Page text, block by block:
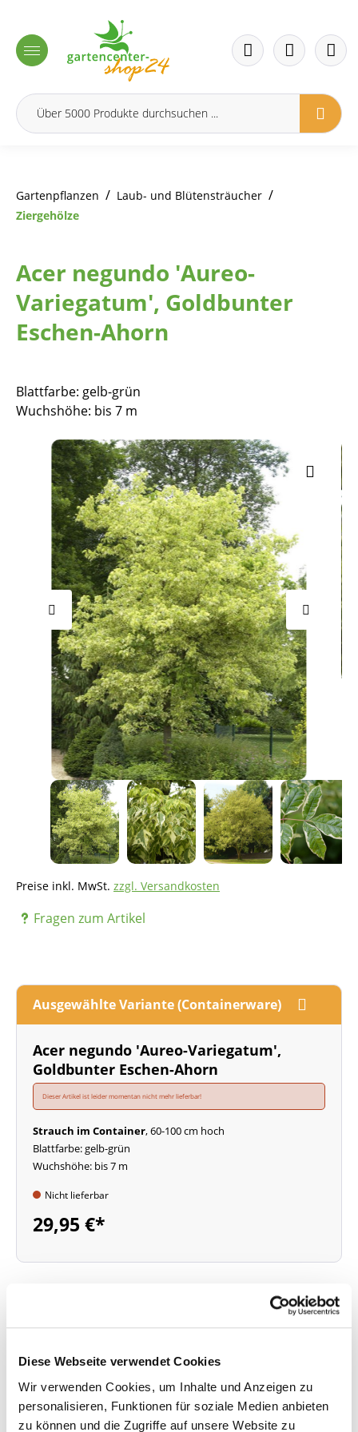
Diese Webseite verwendet Cookies
Wir verwenden Cookies, um Inhalte und Anzeigen zu
personalisieren, Funktionen für soziale Medien anbieten
zu können und die Zugriffe auf unsere Website zu
Gartenpflanzen / Laub- und Blütensträucher /
Ziergehölze
Acer negundo 'Aureo-
Variegatum', Goldbunter
Eschen-Ahorn
Blattfarbe: gelb-grün
Wuchshöhe: bis 7 m
Preise inkl. MwSt. zzgl. Versandkosten
Fragen zum Artikel
Ausgewählte Variante (Containerware)
Acer negundo 'Aureo-Variegatum',
Goldbunter Eschen-Ahorn
Dieser Artikel ist leider momentan nicht mehr lieferbar!
Strauch im Container, 60-100 cm hoch
Blattfarbe: gelb-grün
Wuchshöhe: bis 7 m
Nicht lieferbar
29,95 €*
Beschreibung